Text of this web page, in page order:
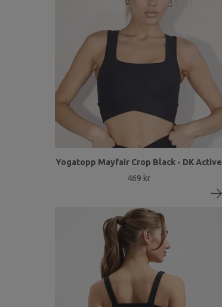
Yogatopp Mayfair Crop Black - DK Active
469 kr